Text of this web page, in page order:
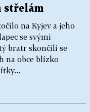
střelám
na Kyjev a jeho
se svými
bratr skončili se
na obce blízko